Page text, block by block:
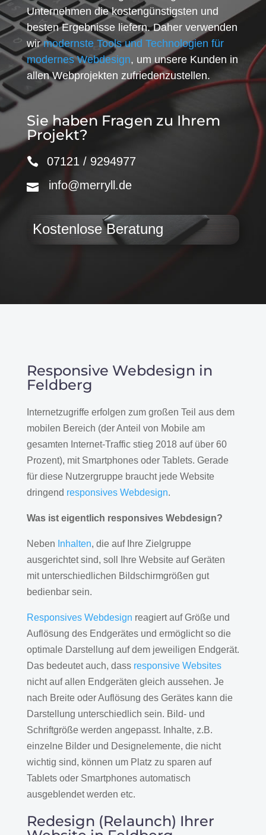
Unternehmen die kostengünstigsten und
besten Ergebnisse liefern. Daher verwenden
wirmodernste Tools und Technologien für
modernes Webdesign, um unsere Kunden in
allen Webprojekten zufriedenzustellen.
Sie haben Fragen zu Ihrem
Projekt?
07121 / 9294977
info@merryll.de
Kostenlose Beratung
Responsive Webdesign in
Feldberg
Internetzugriffe erfolgen zum großen Teil aus dem
mobilen Bereich (der Anteil von Mobile am
gesamten Internet-Traffic stieg 2018 auf über 60
Prozent), mit Smartphones oder Tablets. Gerade
für diese Nutzergruppe braucht jede Website
dringend responsives Webdesign.
Was ist eigentlich responsives Webdesign?
Neben Inhalten, die auf Ihre Zielgruppe
ausgerichtet sind, soll Ihre Website auf Geräten
mit unterschiedlichen Bildschirmgrößen gut
bedienbar sein.
Responsives Webdesign reagiert auf Größe und
Auflösung des Endgerätes und ermöglicht so die
optimale Darstellung auf dem jeweiligen Endgerät.
Das bedeutet auch, dass responsive Websites
nicht auf allen Endgeräten gleich aussehen. Je
nach Breite oder Auflösung des Gerätes kann die
Darstellung unterschiedlich sein. Bild- und
Schriftgröße werden angepasst. Inhalte, z.B.
einzelne Bilder und Designelemente, die nicht
wichtig sind, können um Platz zu sparen auf
Tablets oder Smartphones automatisch
ausgeblendet werden etc.
Redesign (Relaunch) Ihrer